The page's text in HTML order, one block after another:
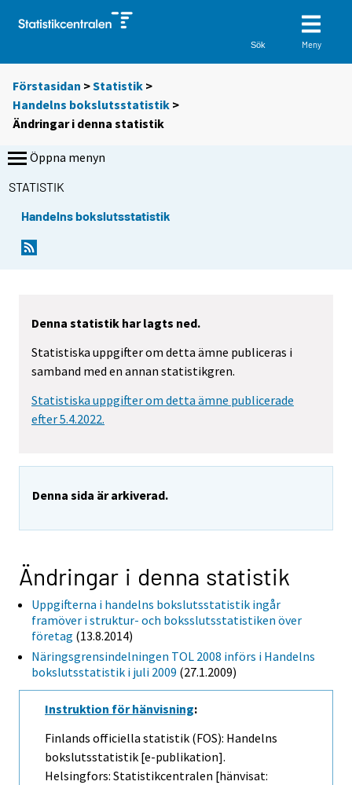
Sök Meny
Förstasidan >Statistik >
Handelns bokslutsstatistik >
Ändringar i denna statistik
Öppna menyn
STATISTIK
Handelns bokslutsstatistik
Denna statistik har lagts ned.
Statistiska uppgifter om detta ämne publiceras i
samband med en annan statistikgren.
Statistiska uppgifter om detta ämne publicerade
efter 5.4.2022.
Denna sida är arkiverad.
Ändringar i denna statistik
Uppgifterna i handelns bokslutsstatistik ingår
framöver i struktur- och boksslutsstatistiken över
företag (13.8.2014)
Näringsgrensindelningen TOL 2008 införs i Handelns
bokslutsstatistik i juli 2009 (27.1.2009)
Instruktion för hänvisning:
Finlands officiella statistik (FOS): Handelns
bokslutsstatistik [e-publikation].
Helsingfors: Statistikcentralen [hänvisat: